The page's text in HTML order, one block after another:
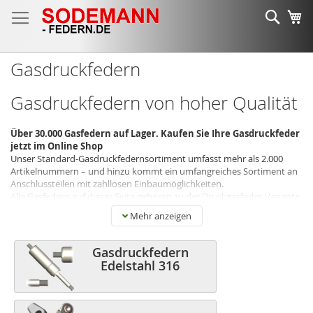
Inhalt
springen
Gasdruckfedern
Gasdruckfedern von hoher Qualität
Über 30.000 Gasfedern auf Lager. Kaufen Sie Ihre Gasdruckfeder
jetzt im Online Shop
Unser Standard-Gasdruckfedernsortiment umfasst mehr als 2.000
Artikelnummern – und hinzu kommt ein umfangreiches Sortiment an
Anschlussteilen mit zahllosen Einbaumöglichkeiten.
Alle Gasfedern auf dieser Seite gehören zu der Druckgasfeder-Variante
und bieten Widerstand, wenn die Kolbenstange in den Zylinder
Die Gasdruckfedern können für ein breites Anwendungsspektrum
eingesetzt werden.
Für Privatpersonen können die Gasdruckfedern in Caravans,
Pferdeanhängern, Schränken, Toren, Gaskästen, Heckklappen, Türen,
Betten, Dachboxen und vielen mehr eingesetzt werden.
Mehr anzeigen
Gasdruckfedern
Edelstahl 316